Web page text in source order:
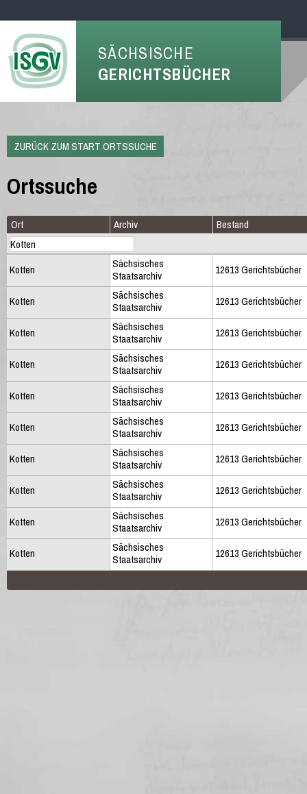
SÄCHSISCHE
GERICHTSBÜCHER
ZURÜCK ZUM START ORTSSUCHE
Ortssuche
Ort Archiv Bestand
Kotten
Sächsisches
Staatsarchiv
12613 Gerichtsbücher
Kotten
Sächsisches
Staatsarchiv
12613 Gerichtsbücher
Kotten
Sächsisches
Staatsarchiv
12613 Gerichtsbücher
Kotten
Sächsisches
Staatsarchiv
12613 Gerichtsbücher
Kotten
Sächsisches
Staatsarchiv
12613 Gerichtsbücher
Kotten
Sächsisches
Staatsarchiv
12613 Gerichtsbücher
Kotten
Sächsisches
Staatsarchiv
12613 Gerichtsbücher
Kotten
Sächsisches
Staatsarchiv
12613 Gerichtsbücher
Kotten
Sächsisches
Staatsarchiv
12613 Gerichtsbücher
Kotten
Sächsisches
Staatsarchiv
12613 Gerichtsbücher